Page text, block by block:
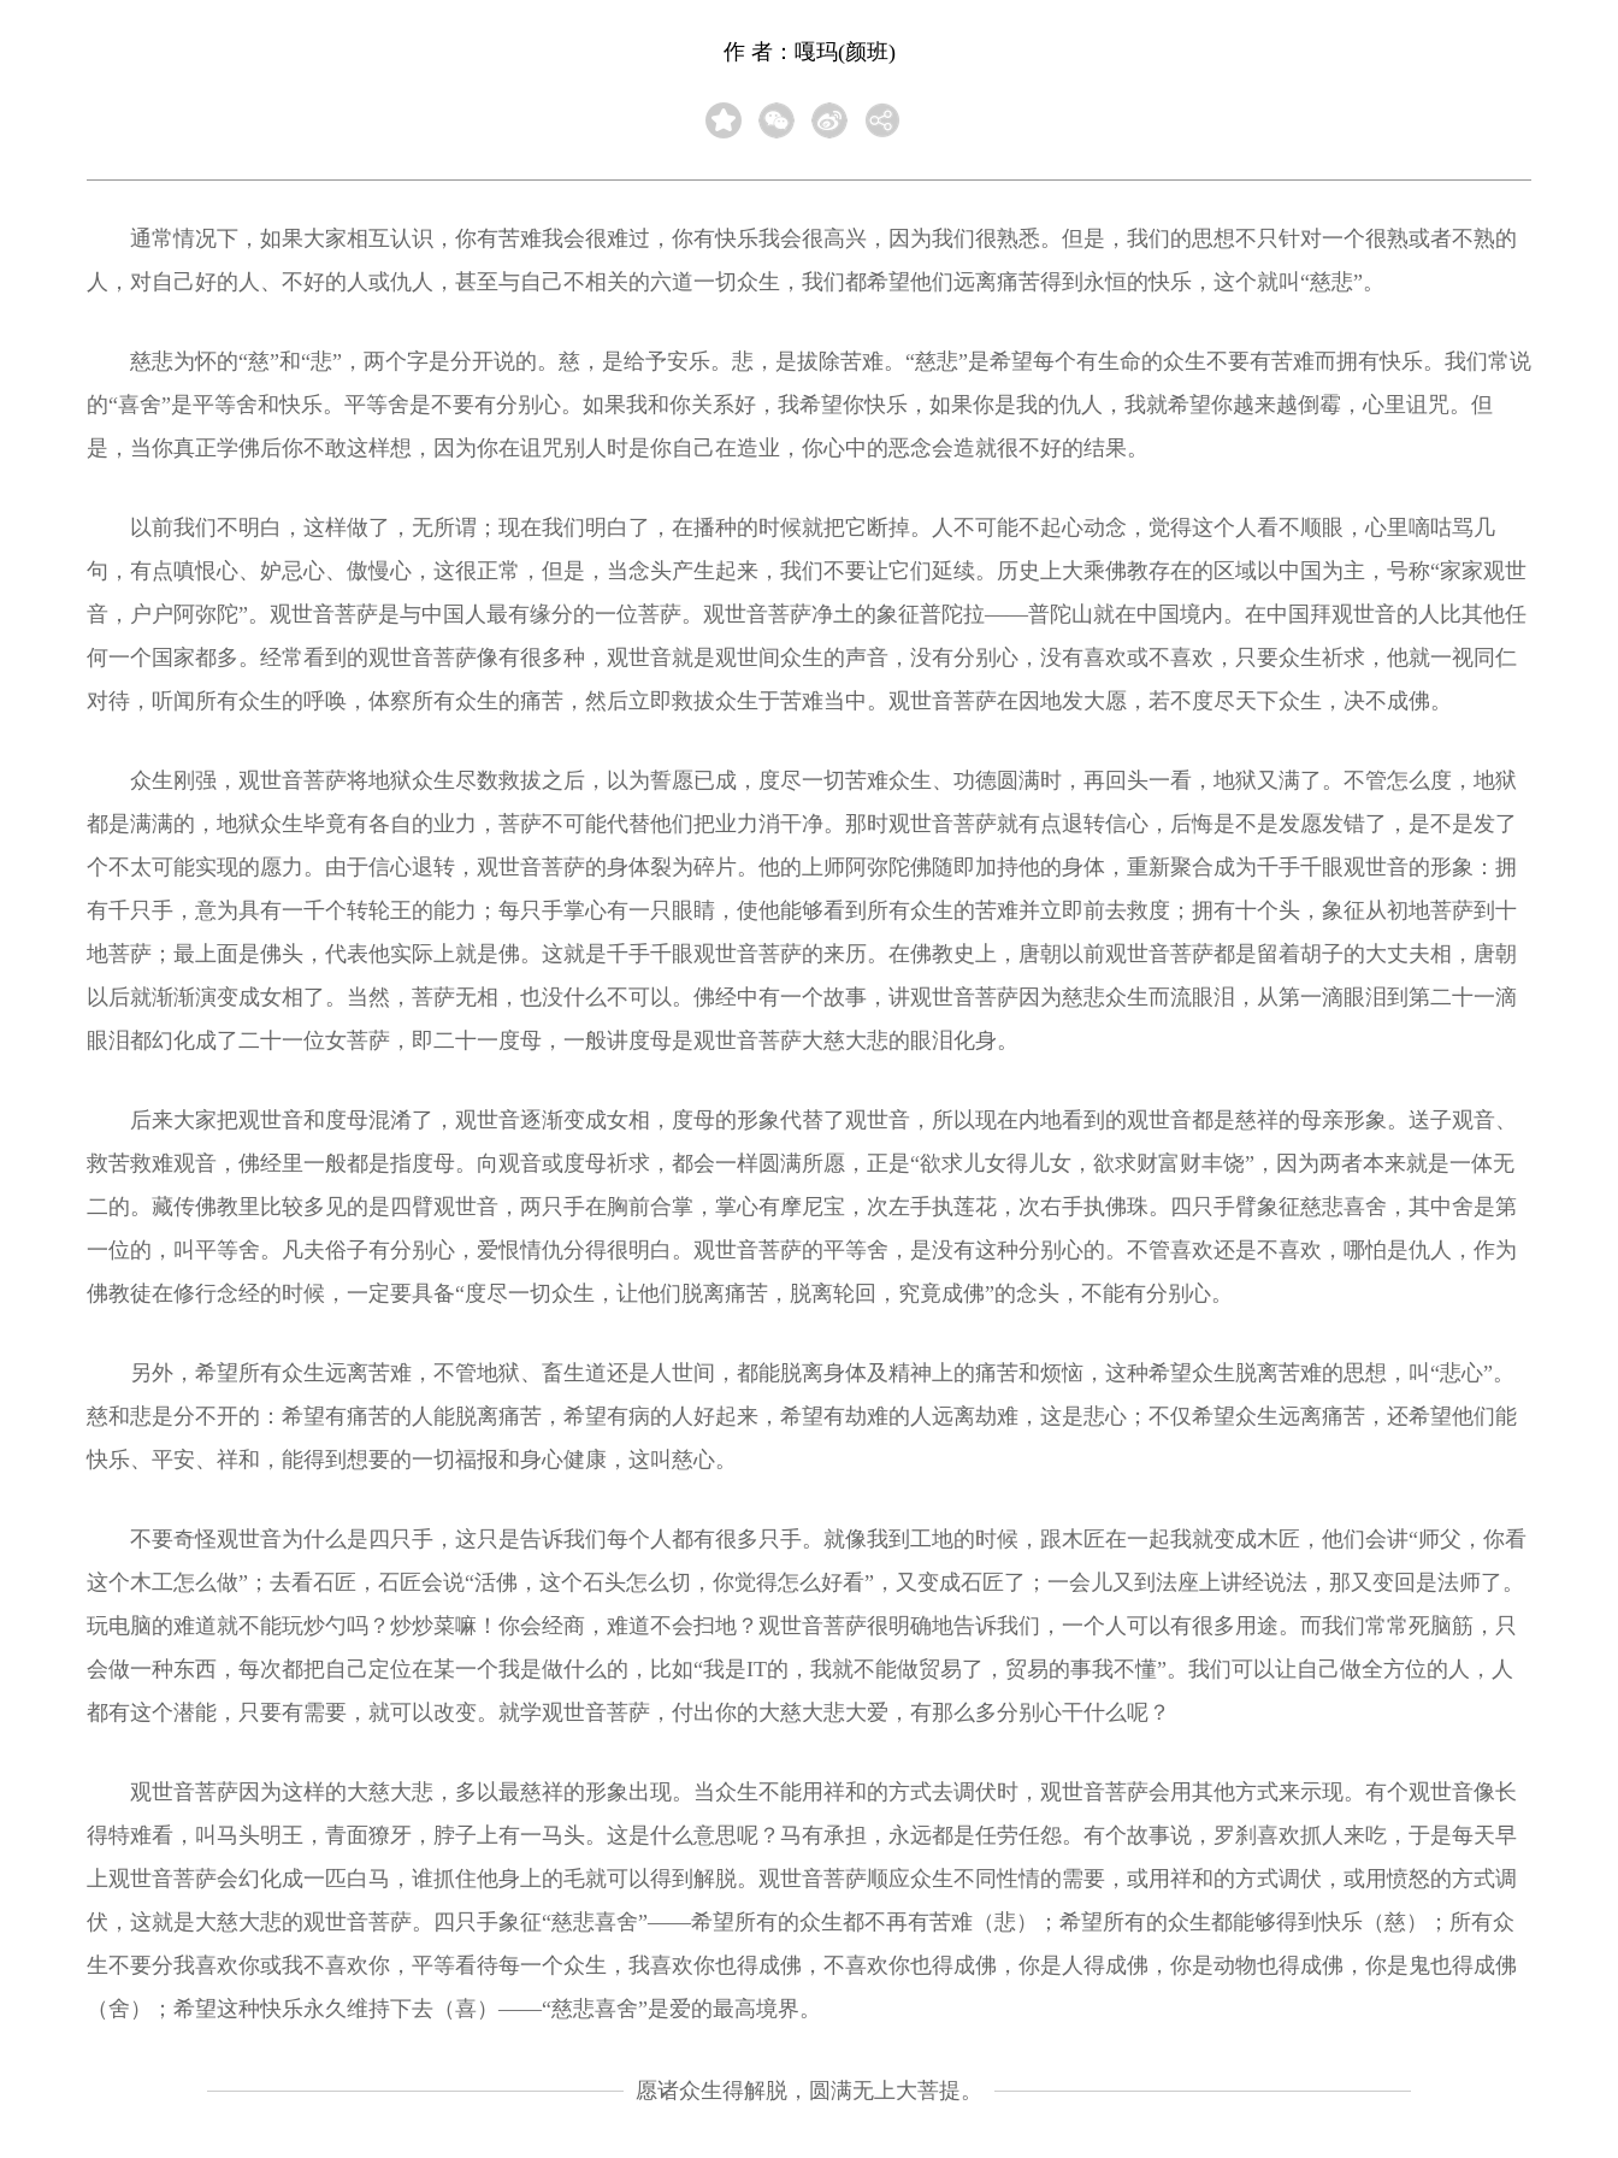
作 者：嘎玛(颜班)
通常情况下，如果大家相互认识，你有苦难我会很难过，你有快乐我会很高兴，因为我们很熟悉。但是，我们的思想不只针对一个很熟或者不熟的
人，对自己好的人、不好的人或仇人，甚至与自己不相关的六道一切众生，我们都希望他们远离痛苦得到永恒的快乐，这个就叫“慈悲”。
慈悲为怀的“慈”和“悲”，两个字是分开说的。慈，是给予安乐。悲，是拔除苦难。“慈悲”是希望每个有生命的众生不要有苦难而拥有快乐。我们常说
的“喜舍”是平等舍和快乐。平等舍是不要有分别心。如果我和你关系好，我希望你快乐，如果你是我的仇人，我就希望你越来越倒霉，心里诅咒。但
是，当你真正学佛后你不敢这样想，因为你在诅咒别人时是你自己在造业，你心中的恶念会造就很不好的结果。
以前我们不明白，这样做了，无所谓；现在我们明白了，在播种的时候就把它断掉。人不可能不起心动念，觉得这个人看不顺眼，心里嘀咕骂几
句，有点嗔恨心、妒忌心、傲慢心，这很正常，但是，当念头产生起来，我们不要让它们延续。历史上大乘佛教存在的区域以中国为主，号称“家家观世
音，户户阿弥陀”。观世音菩萨是与中国人最有缘分的一位菩萨。观世音菩萨净土的象征普陀拉——普陀山就在中国境内。在中国拜观世音的人比其他任
何一个国家都多。经常看到的观世音菩萨像有很多种，观世音就是观世间众生的声音，没有分别心，没有喜欢或不喜欢，只要众生祈求，他就一视同仁
对待，听闻所有众生的呼唤，体察所有众生的痛苦，然后立即救拔众生于苦难当中。观世音菩萨在因地发大愿，若不度尽天下众生，决不成佛。
众生刚强，观世音菩萨将地狱众生尽数救拔之后，以为誓愿已成，度尽一切苦难众生、功德圆满时，再回头一看，地狱又满了。不管怎么度，地狱
都是满满的，地狱众生毕竟有各自的业力，菩萨不可能代替他们把业力消干净。那时观世音菩萨就有点退转信心，后悔是不是发愿发错了，是不是发了
个不太可能实现的愿力。由于信心退转，观世音菩萨的身体裂为碎片。他的上师阿弥陀佛随即加持他的身体，重新聚合成为千手千眼观世音的形象：拥
有千只手，意为具有一千个转轮王的能力；每只手掌心有一只眼睛，使他能够看到所有众生的苦难并立即前去救度；拥有十个头，象征从初地菩萨到十
地菩萨；最上面是佛头，代表他实际上就是佛。这就是千手千眼观世音菩萨的来历。在佛教史上，唐朝以前观世音菩萨都是留着胡子的大丈夫相，唐朝
以后就渐渐演变成女相了。当然，菩萨无相，也没什么不可以。佛经中有一个故事，讲观世音菩萨因为慈悲众生而流眼泪，从第一滴眼泪到第二十一滴
眼泪都幻化成了二十一位女菩萨，即二十一度母，一般讲度母是观世音菩萨大慈大悲的眼泪化身。
后来大家把观世音和度母混淆了，观世音逐渐变成女相，度母的形象代替了观世音，所以现在内地看到的观世音都是慈祥的母亲形象。送子观音、
救苦救难观音，佛经里一般都是指度母。向观音或度母祈求，都会一样圆满所愿，正是“欲求儿女得儿女，欲求财富财丰饶”，因为两者本来就是一体无
二的。藏传佛教里比较多见的是四臂观世音，两只手在胸前合掌，掌心有摩尼宝，次左手执莲花，次右手执佛珠。四只手臂象征慈悲喜舍，其中舍是第
一位的，叫平等舍。凡夫俗子有分别心，爱恨情仇分得很明白。观世音菩萨的平等舍，是没有这种分别心的。不管喜欢还是不喜欢，哪怕是仇人，作为
佛教徒在修行念经的时候，一定要具备“度尽一切众生，让他们脱离痛苦，脱离轮回，究竟成佛”的念头，不能有分别心。
另外，希望所有众生远离苦难，不管地狱、畜生道还是人世间，都能脱离身体及精神上的痛苦和烦恼，这种希望众生脱离苦难的思想，叫“悲心”。
慈和悲是分不开的：希望有痛苦的人能脱离痛苦，希望有病的人好起来，希望有劫难的人远离劫难，这是悲心；不仅希望众生远离痛苦，还希望他们能
快乐、平安、祥和，能得到想要的一切福报和身心健康，这叫慈心。
不要奇怪观世音为什么是四只手，这只是告诉我们每个人都有很多只手。就像我到工地的时候，跟木匠在一起我就变成木匠，他们会讲“师父，你看
这个木工怎么做”；去看石匠，石匠会说“活佛，这个石头怎么切，你觉得怎么好看”，又变成石匠了；一会儿又到法座上讲经说法，那又变回是法师了。
玩电脑的难道就不能玩炒勺吗？炒炒菜嘛！你会经商，难道不会扫地？观世音菩萨很明确地告诉我们，一个人可以有很多用途。而我们常常死脑筋，只
会做一种东西，每次都把自己定位在某一个我是做什么的，比如“我是IT的，我就不能做贸易了，贸易的事我不懂”。我们可以让自己做全方位的人，人
都有这个潜能，只要有需要，就可以改变。就学观世音菩萨，付出你的大慈大悲大爱，有那么多分别心干什么呢？
观世音菩萨因为这样的大慈大悲，多以最慈祥的形象出现。当众生不能用祥和的方式去调伏时，观世音菩萨会用其他方式来示现。有个观世音像长
得特难看，叫马头明王，青面獠牙，脖子上有一马头。这是什么意思呢？马有承担，永远都是任劳任怨。有个故事说，罗刹喜欢抓人来吃，于是每天早
上观世音菩萨会幻化成一匹白马，谁抓住他身上的毛就可以得到解脱。观世音菩萨顺应众生不同性情的需要，或用祥和的方式调伏，或用愤怒的方式调
伏，这就是大慈大悲的观世音菩萨。四只手象征“慈悲喜舍”——希望所有的众生都不再有苦难（悲）；希望所有的众生都能够得到快乐（慈）；所有众
生不要分我喜欢你或我不喜欢你，平等看待每一个众生，我喜欢你也得成佛，不喜欢你也得成佛，你是人得成佛，你是动物也得成佛，你是鬼也得成佛
（舍）；希望这种快乐永久维持下去（喜）——“慈悲喜舍”是爱的最高境界。
愿诸众生得解脱，圆满无上大菩提。